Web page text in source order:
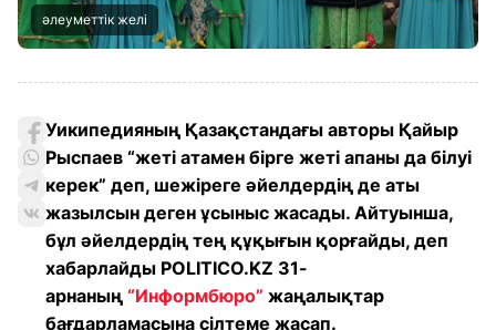
әлеуметтік желі
Уикипедияның Қазақстандағы авторы Қайыр
Рыспаев “жеті атамен бірге жеті апаны да білуі
керек” деп, шежіреге әйелдердің де аты
жазылсын деген ұсыныс жасады. Айтуынша,
бұл әйелдердің тең құқығын қорғайды, деп
хабарлайды POLITICO.KZ 31-
арнаның “Информбюро” жаңалықтар
бағдарламасына сілтеме жасап.